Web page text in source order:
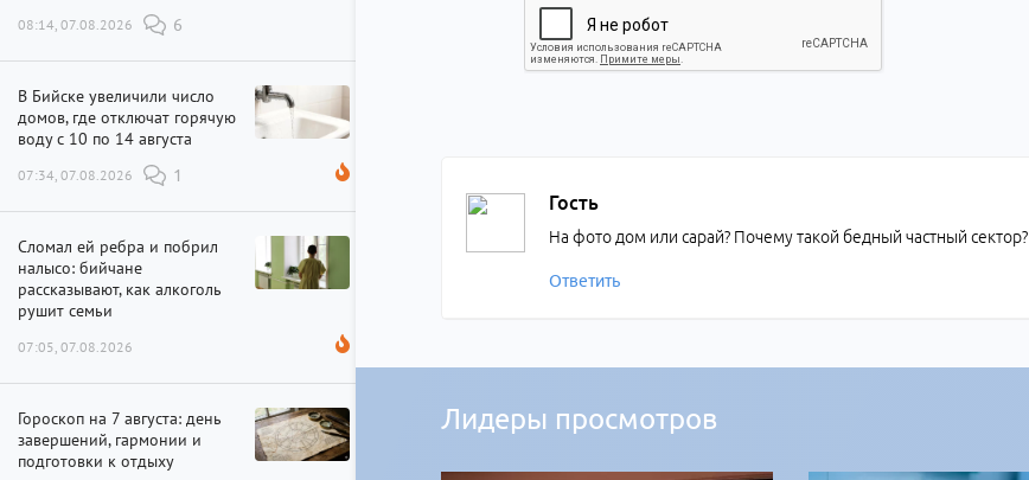
08:14, 07.08.2026 6
В Бийске увеличили число
домов, где отключат горячую
воду с 10 по 14 августа
07:34, 07.08.2026 1
Сломал ей ребра и побрил
налысо: бийчане
рассказывают, как алкоголь
рушит семьи
07:05, 07.08.2026
Гороскоп на 7 августа: день
завершений, гармонии и
подготовки к отдыху
Гость
На фото дом или сарай? Почему такой бедный частный сектор?
Ответить
Лидеры просмотров